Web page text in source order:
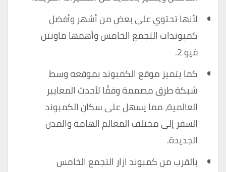
لأنها تحتوي على بعض من أشهر وأفضل
كمبوندات التجمع الخامس وأهمها ماونتن
فيو 2.
كما يتميز موقع الكمبوند بموقعه وسط
شبكة طرق مصممة وفقًا لأحدث المعايير
العالمية، مما يسهل على سكان الكمبوند
السفر إلى مختلف المعالم الهامة والمدن
الجديدة.
بالقرب من كمبوند ازار التجمع الخامس